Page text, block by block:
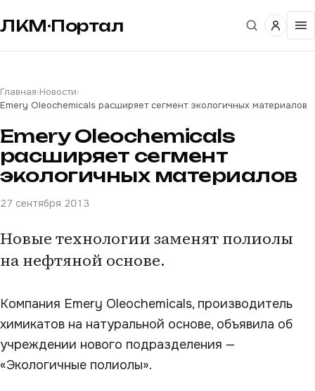
ЛКМ·Портал
Главная›Новости›
Emery Oleochemicals расширяет сегмент экологичных материалов
Emery Oleochemicals
расширяет сегмент
экологичных материалов
27 сентября 2013
Новые технологии заменят полиолы
на нефтяной основе.
Компания Emery Oleochemicals, производитель
химикатов на натуральной основе, объявила об
учреждении нового подразделения —
«Экологичные полиолы».